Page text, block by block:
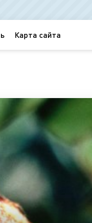
Карта сайта